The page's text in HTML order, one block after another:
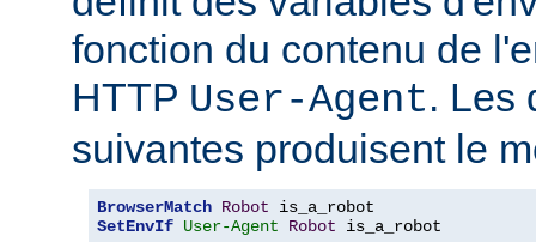
fonction du contenu de
HTTP User-Agent. Les
suivantes produisent le
BrowserMatch Robot
SetEnvIf User-Agent Robot is_a_robot